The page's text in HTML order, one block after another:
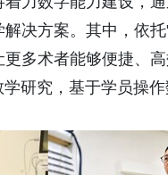
决方案。其中，依
多术者能够便捷、
研究，基于学员操